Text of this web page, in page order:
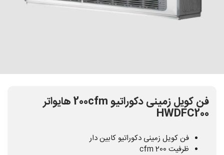
فن کویل زمینی دکوراتیو 200cfm هایواتر
HWDFC200
فن کویل زمینی دکوراتیو کابین دار
ظرفیت 200 cfm